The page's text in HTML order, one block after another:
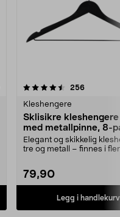
256
Kleshengere
Sklisikre
med metallpinne, 8-
Elegant og skikkelig
tre og metall – finnes i
79,90
Legg i handlekurv
4.5av 5 stjerner